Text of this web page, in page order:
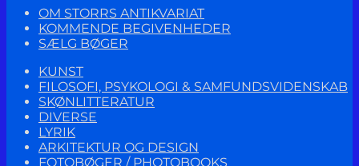
OM STORRS ANTIKVARIAT
KOMMENDE BEGIVENHEDER
SÆLG BØGER
KUNST
FILOSOFI, PSYKOLOGI & SAMFUNDSVIDENSKAB
SKØNLITTERATUR
DIVERSE
LYRIK
ARKITEKTUR OG DESIGN
FOTOBØGER / PHOTOBOOKS